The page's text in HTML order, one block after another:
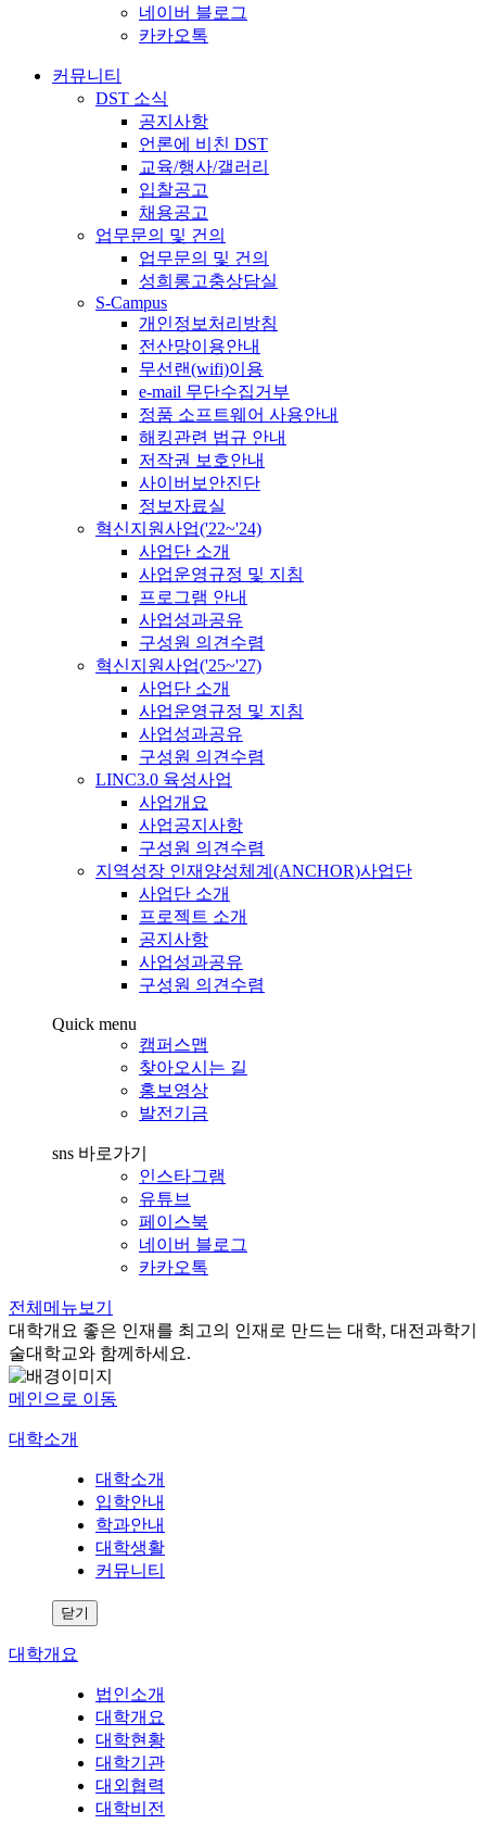
네이버 블로그
카카오톡
커뮤니티
DST 소식
공지사항
언론에 비친 DST
교육/행사/갤러리
입찰공고
채용공고
업무문의 및 건의
업무문의 및 건의
성희롱고충상담실
S-Campus
개인정보처리방침
전산망이용안내
무선랜(wifi)이용
e-mail 무단수집거부
정품 소프트웨어 사용안내
해킹관련 법규 안내
저작권 보호안내
사이버보안진단
정보자료실
혁신지원사업('22~'24)
사업단 소개
사업운영규정 및 지침
프로그램 안내
사업성과공유
구성원 의견수렴
혁신지원사업('25~'27)
사업단 소개
사업운영규정 및 지침
사업성과공유
구성원 의견수렴
LINC3.0 육성사업
사업개요
사업공지사항
구성원 의견수렴
지역성장 인재양성체계(ANCHOR)사업단
사업단 소개
프로젝트 소개
공지사항
사업성과공유
구성원 의견수렴
Quick menu
캠퍼스맵
찾아오시는 길
홍보영상
발전기금
sns 바로가기
인스타그램
유튜브
페이스북
네이버 블로그
카카오톡
전체메뉴보기
대학개요 좋은 인재를 최고의 인재로 만드는 대학, 대전과학기
술대학교와 함께하세요.
메인으로 이동
대학소개
대학소개
입학안내
학과안내
대학생활
커뮤니티
닫기
대학개요
법인소개
대학개요
대학현황
대학기관
대외협력
대학비전